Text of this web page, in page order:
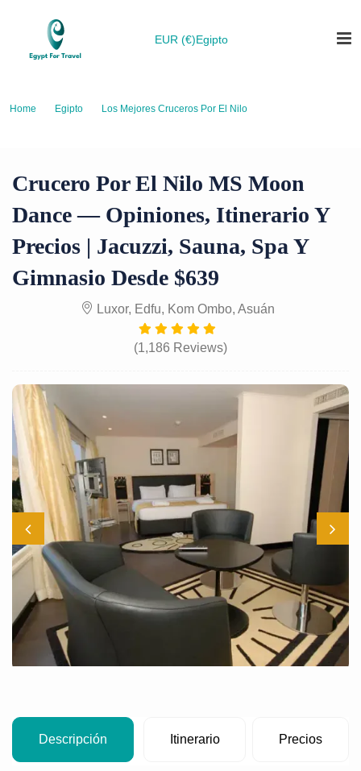
EUR (€)Egipto
Home Egipto
Los Mejores Cruceros Por El Nilo
Crucero Por El Nilo MS Moon
Dance — Opiniones, Itinerario Y
Precios | Jacuzzi, Sauna, Spa Y
Gimnasio Desde $639
Luxor, Edfu, Kom Ombo, Asuán
(1,186 Reviews)
Descripción Itinerario Precios